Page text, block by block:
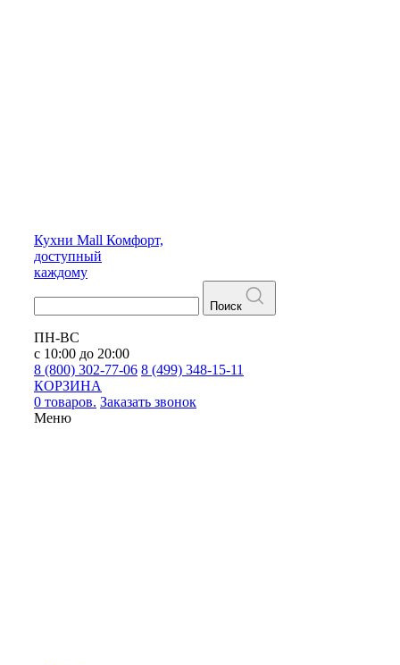
Кухни Mall Комфорт,
доступный
каждому
Поиск
ПН-ВС
с 10:00 до 20:00
8 (800) 302-77-06 8 (499) 348-15-11
КОРЗИНА
0 товаров. Заказать звонок
Меню